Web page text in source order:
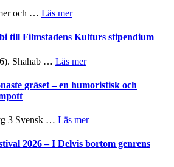
The
X-
I
to
–
Fox
Mulder
och … Läs merom
Out
19
titlar
filmprogram
till Filmstadens Kulturs stipendium
Shahab … Läs merom
Shahab
Kulturs
gräset – en humoristisk och
3 Svensk … Läs merom
Det
grönaste
2026 – I Delvis bortom genrens